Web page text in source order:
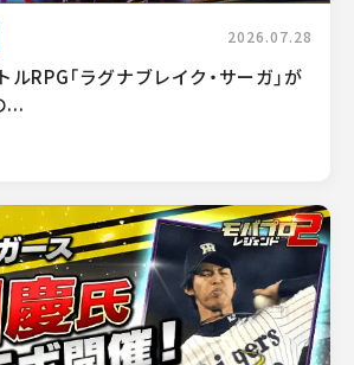
2026.07.28
RPG「ラグナブレイク・サーガ」が
...